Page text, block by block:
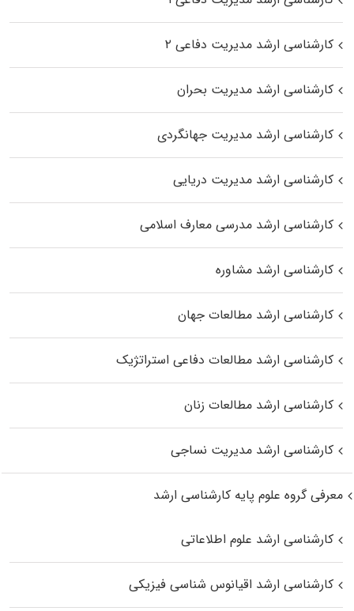
کارشناسی ارشد مدیریت دفاعی ۲
کارشناسی ارشد مدیریت بحران
کارشناسی ارشد مدیریت جهانگردی
کارشناسی ارشد مدیریت دریایی
کارشناسی ارشد مدرسی معارف اسلامی
کارشناسی ارشد مشاوره
کارشناسی ارشد مطالعات جهان
کارشناسی ارشد مطالعات دفاعی استراتژیک
کارشناسی ارشد مطالعات زنان
کارشناسی ارشد مدیریت نساجی
معرفی گروه علوم پایه کارشناسی ارشد
کارشناسی ارشد علوم اطلاعاتی
کارشناسی ارشد اقیانوس‌ شناسی فیزیکی